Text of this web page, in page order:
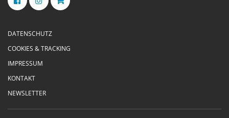
DATENSCHUTZ
COOKIES & TRACKING
IMPRESSUM
KONTAKT
NEWSLETTER